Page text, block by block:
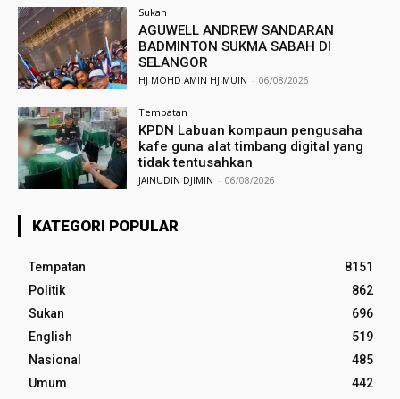
Sukan
AGUWELL ANDREW SANDARAN
BADMINTON SUKMA SABAH DI
SELANGOR
HJ MOHD AMIN HJ MUIN - 06/08/2026
Tempatan
KPDN Labuan kompaun pengusaha
kafe guna alat timbang digital yang
tidak tentusahkan
JAINUDIN DJIMIN - 06/08/2026
KATEGORI POPULAR
Tempatan
8151
Politik
862
Sukan
696
English
519
Nasional
485
Umum
442